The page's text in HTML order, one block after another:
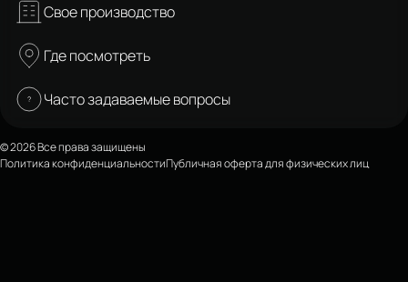
Свое производство
Где посмотреть
Часто задаваемые вопросы
© 2026 Все права защищены
Политика конфиденциальностиПубличная оферта для физических лиц